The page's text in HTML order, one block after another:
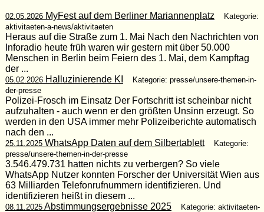
02.05.2026MyFest auf dem Berliner Mariannenplatz
Kategorie:
aktivitaeten-a-news/aktivitaeten
Heraus auf die Straße zum 1. Mai Nach den Nachrichten von
Inforadio heute früh waren wir gestern mit über 50.000
Menschen in Berlin beim Feiern des 1. Mai, dem Kampftag
der ...
05.02.2026Halluzinierende KI
Kategorie: presse/unsere-themen-in-
der-presse
Polizei-Frosch im Einsatz Der Fortschritt ist scheinbar nicht
aufzuhalten - auch wenn er den größten Unsinn erzeugt. So
werden in den USA immer mehr Polizeiberichte automatisch
nach den ...
25.11.2025WhatsApp Daten auf dem Silbertablett
Kategorie:
presse/unsere-themen-in-der-presse
3.546.479.731 hatten nichts zu verbergen? So viele
WhatsApp Nutzer konnten Forscher der Universität Wien aus
63 Milliarden Telefonrufnummern identifizieren. Und
identifizieren heißt in diesem ...
08.11.2025Abstimmungsergebnisse 2025
Kategorie: aktivitaeten-